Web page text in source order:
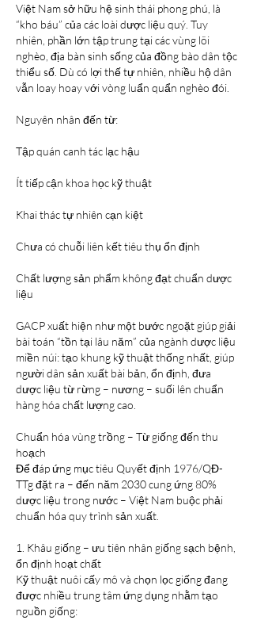
Việt Nam sở hữu hệ sinh thái phong phú, là
“kho báu” của các loài dược liệu quý. Tuy
nhiên, phần lớn tập trung tại các vùng lõi
nghèo, địa bàn sinh sống của đồng bào dân tộc
thiểu số. Dù có lợi thế tự nhiên, nhiều hộ dân
vẫn loay hoay với vòng luẩn quẩn nghèo đói.
Nguyên nhân đến từ:
Tập quán canh tác lạc hậu
Ít tiếp cận khoa học kỹ thuật
Khai thác tự nhiên cạn kiệt
Chưa có chuỗi liên kết tiêu thụ ổn định
Chất lượng sản phẩm không đạt chuẩn dược
liệu
GACP xuất hiện như một bước ngoặt giúp giải
bài toán “tồn tại lâu năm” của ngành dược liệu
miền núi: tạo khung kỹ thuật thống nhất, giúp
người dân sản xuất bài bản, ổn định, đưa
dược liệu từ rừng – nương – suối lên chuẩn
hàng hóa chất lượng cao.
Chuẩn hóa vùng trồng – Từ giống đến thu
hoạch
Để đáp ứng mục tiêu Quyết định 1976/QĐ-
TTg đặt ra – đến năm 2030 cung ứng 80%
dược liệu trong nước – Việt Nam buộc phải
chuẩn hóa quy trình sản xuất.
1. Khâu giống – ưu tiên nhân giống sạch bệnh,
ổn định hoạt chất
Kỹ thuật nuôi cấy mô và chọn lọc giống đang
được nhiều trung tâm ứng dụng nhằm tạo
nguồn giống: